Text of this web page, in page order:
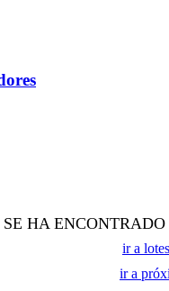
SE HA
ir a
ir a